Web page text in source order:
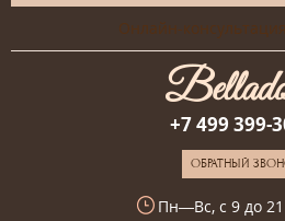
Онлайн-
+7 499 399-
ОБРАТНЫЙ
Пн—Вс, с 9 до